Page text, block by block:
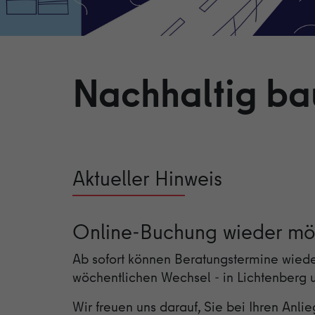
Nachhaltig
Aktueller Hinweis
Online-Buchung wieder
Ab sofort können Beratungstermine
wöchentlichen Wechsel - in
Wir freuen uns darauf, Sie bei Ihren